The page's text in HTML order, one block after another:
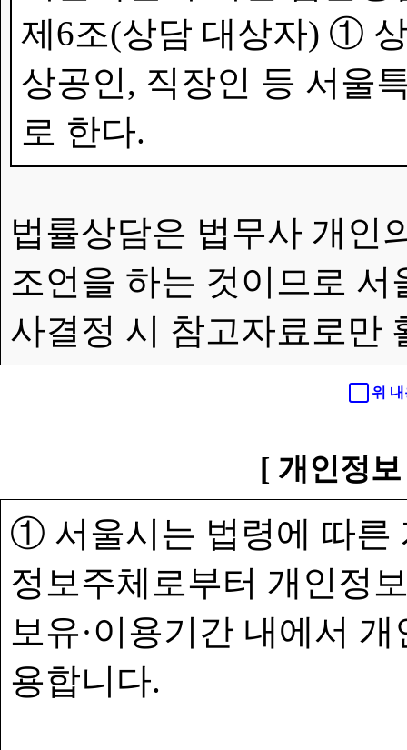
제6조(상담 대상자) ①
상공인, 직장인 등 서울
로 한다.
법률상담은 법무사 개인
조언을 하는 것이므로
사결정 시 참고자료로만
위
[ 개인정
① 서울시는 법령에 따른
정보주체로부터 개인정
보유·이용기간 내에서
용합니다.